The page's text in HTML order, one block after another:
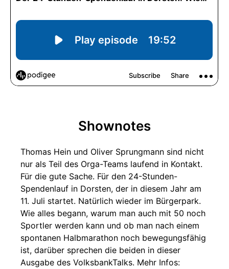
Shownotes
Thomas Hein und Oliver Sprungmann sind nicht
nur als Teil des Orga-Teams laufend in Kontakt.
Für die gute Sache. Für den 24-Stunden-
Spendenlauf in Dorsten, der in diesem Jahr am
11. Juli startet. Natürlich wieder im Bürgerpark.
Wie alles begann, warum man auch mit 50 noch
Sportler werden kann und ob man nach einem
spontanen Halbmarathon noch bewegungsfähig
ist, darüber sprechen die beiden in dieser
Ausgabe des VolksbankTalks. Mehr Infos: